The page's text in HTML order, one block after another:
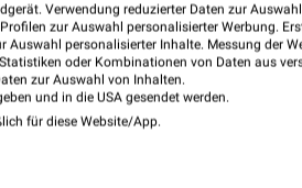
Verwendung reduzierter Daten zur
zur Auswahl personalisierter Werbung.
personalisierter Inhalte. Messung der
oder Kombinationen von Daten aus
zur Auswahl von Inhalten.
und in die USA gesendet werden.
für diese Website/App.